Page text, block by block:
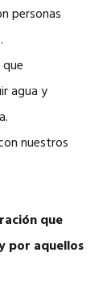
personas
agua y
nuestros
que
por aquellos